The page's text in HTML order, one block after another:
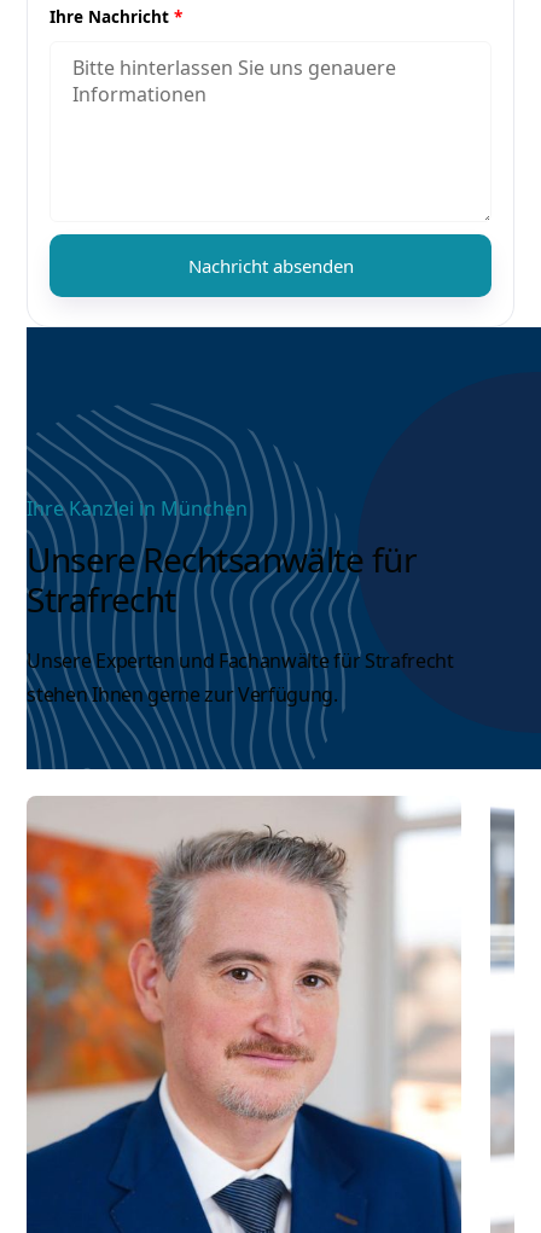
Ihre Nachricht*
Ihre Kanzlei in München
Unsere Rechtsanwälte für
Strafrecht
Unsere Experten und Fachanwälte für Strafrecht
stehen Ihnen gerne zur Verfügung.